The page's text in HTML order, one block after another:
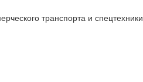
транспорта и спецтехники